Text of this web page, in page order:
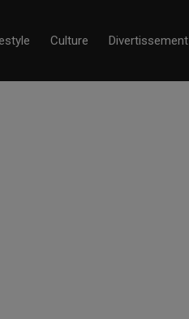
Culture Divertissement